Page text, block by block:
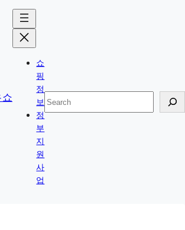
쇼
핑
정
보
정
부
지
원
사
업
검
색